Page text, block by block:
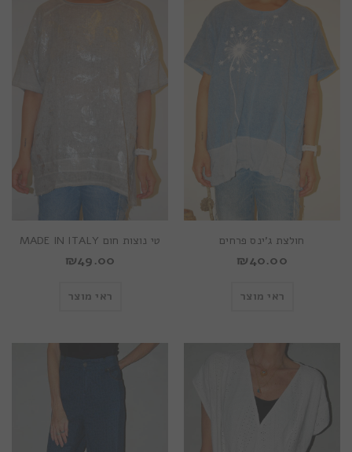
חולצת ג’ינס פרחים
₪40.00
ראי מוצר
טי נוצות חום MADE IN ITALY
₪49.00
ראי מוצר